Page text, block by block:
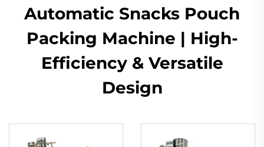
Automatic Snacks Pouch
Packing Machine | High-
Efficiency & Versatile
Design